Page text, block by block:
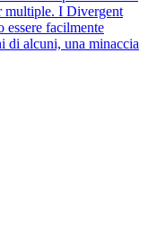
multiple. I Divergent
essere facilmente
di alcuni, una minaccia